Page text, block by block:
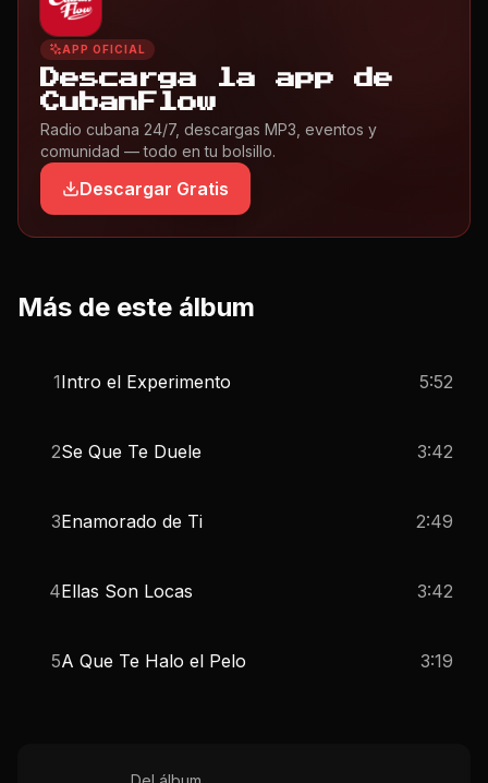
APP OFICIAL
Descarga la app de
CubanFlow
Radio cubana 24/7, descargas MP3, eventos y
comunidad — todo en tu bolsillo.
Descargar Gratis
Más de este álbum
1Intro el Experimento 5:52
2Se Que Te Duele 3:42
3Enamorado de Ti 2:49
4Ellas Son Locas 3:42
5A Que Te Halo el Pelo 3:19